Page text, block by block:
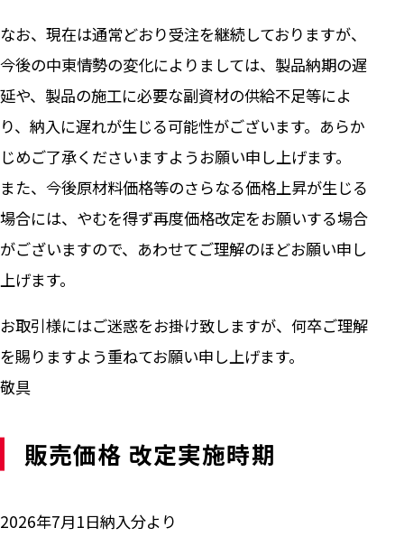
なお、現在は通常どおり受注を継続しておりますが、
今後の中東情勢の変化によりましては、製品納期の遅
延や、製品の施工に必要な副資材の供給不足等によ
り、納入に遅れが生じる可能性がございます。あらか
じめご了承くださいますようお願い申し上げます。
また、今後原材料価格等のさらなる価格上昇が生じる
場合には、やむを得ず再度価格改定をお願いする場合
がございますので、あわせてご理解のほどお願い申し
上げます。
お取引様にはご迷惑をお掛け致しますが、何卒ご理解
を賜りますよう重ねてお願い申し上げます。
敬具
販売価格 改定実施時期
2026年7月1日納入分より